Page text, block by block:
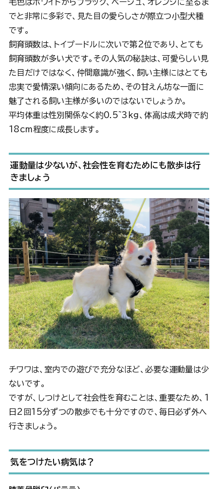
でと非常に多彩で、見た目の愛らしさが際立つ小型犬種
です。
飼育頭数は、トイプードルに次いで第2位であり、とても
飼育頭数が多い犬です。その人気の秘訣は、可愛らしい見
た目だけではなく、仲間意識が強く、飼い主様にはとても
忠実で愛情深い傾向にあるため、その甘えん坊な一面に
魅了される飼い主様が多いのではないでしょうか。
平均体重は性別関係なく約0.5~3kg、体高は成犬時で約
18cm程度に成長します。
運動量は少ないが、社会性を育むためにも散歩は行
きましょう
チワワは、室内での遊びで充分なほど、必要な運動量は少
ないです。
ですが、しつけとして社会性を育むことは、重要なため、1
日2回15分ずつの散歩でも十分ですので、毎日必ず外へ
行きましょう。
気をつけたい病気は？